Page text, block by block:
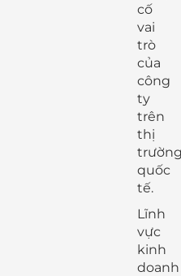
cố
vai
trò
của
công
ty
trên
thị
quốc
tế.
Lĩnh
vực
kinh
doanh